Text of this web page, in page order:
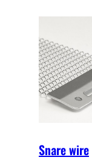
Snare wire